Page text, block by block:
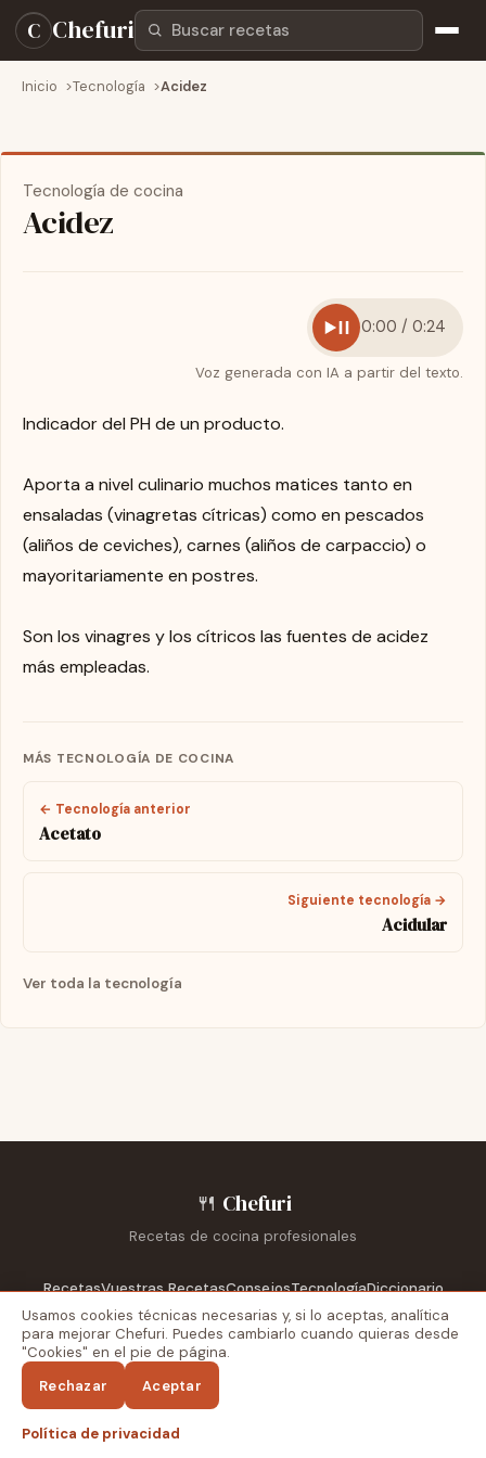
C ChefuriBuscar recetas
Inicio Tecnología Acidez
Tecnología de cocina
Acidez
0:00 / 0:24
Voz generada con IA a partir del texto.
Indicador del PH de un producto.
Aporta a nivel culinario muchos matices tanto en
ensaladas (vinagretas cítricas) como en pescados
(aliños de ceviches), carnes (aliños de carpaccio) o
mayoritariamente en postres.
Son los vinagres y los cítricos las fuentes de acidez
más empleadas.
MÁS TECNOLOGÍA DE COCINA
← Tecnología anterior
Acetato
Siguiente tecnología →
Acidular
Ver toda la tecnología
🍴 Chefuri
Recetas de cocina profesionales
RecetasVuestras RecetasConsejosTecnologíaDiccionario
Escuelas ReportajesRecetarios
Blog externoRecetas Dela
© 2026 Chefuri. Todos los derechos reservados.
Usamos cookies técnicas necesarias y, si lo aceptas, analítica
para mejorar Chefuri. Puedes cambiarlo cuando quieras desde
"Cookies" en el pie de página.
Rechazar
Aceptar
Política de privacidad